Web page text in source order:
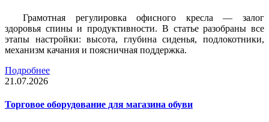
Грамотная регулировка офисного кресла — залог
здоровья спины и продуктивности. В статье разобраны все
этапы настройки: высота, глубина сиденья, подлокотники,
механизм качания и поясничная поддержка.
Подробнее
21.07.2026
Торговое оборудование для магазина обуви